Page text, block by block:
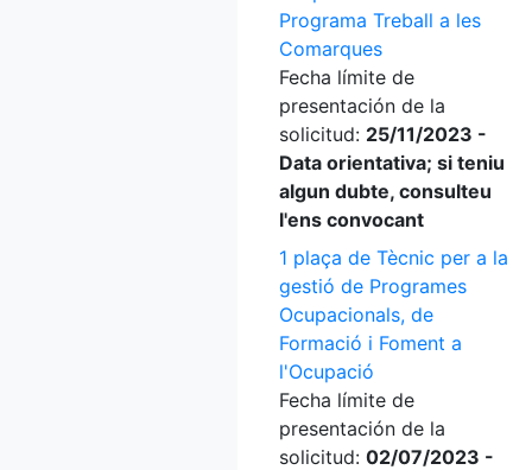
Programa Treball a les
Comarques
Fecha límite de
presentación de la
solicitud: 25/11/2023 -
Data orientativa; si teniu
algun dubte, consulteu
l'ens convocant
1 plaça de Tècnic per a la
gestió de Programes
Ocupacionals, de
Formació i Foment a
l'Ocupació
Fecha límite de
presentación de la
solicitud: 02/07/2023 -